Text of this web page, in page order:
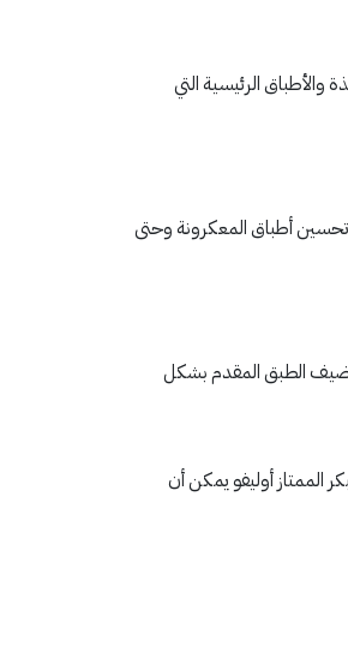
والأطباق الرئيسية التي
أطباق المعكرونة وحتى
يضيف الطبق المقدم بشكل
الممتاز أوليفو يمكن أن